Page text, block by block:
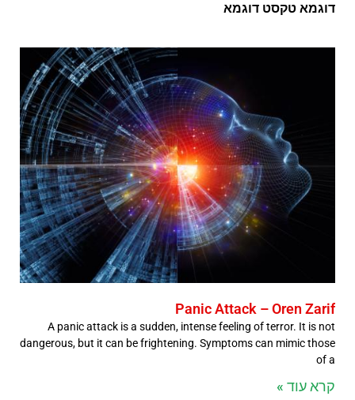
דוגמא טקסט דוגמא
Panic Attack – Oren Zarif
A panic attack is a sudden, intense feeling of terror. It is not
dangerous, but it can be frightening. Symptoms can mimic those
of a
קרא עוד »